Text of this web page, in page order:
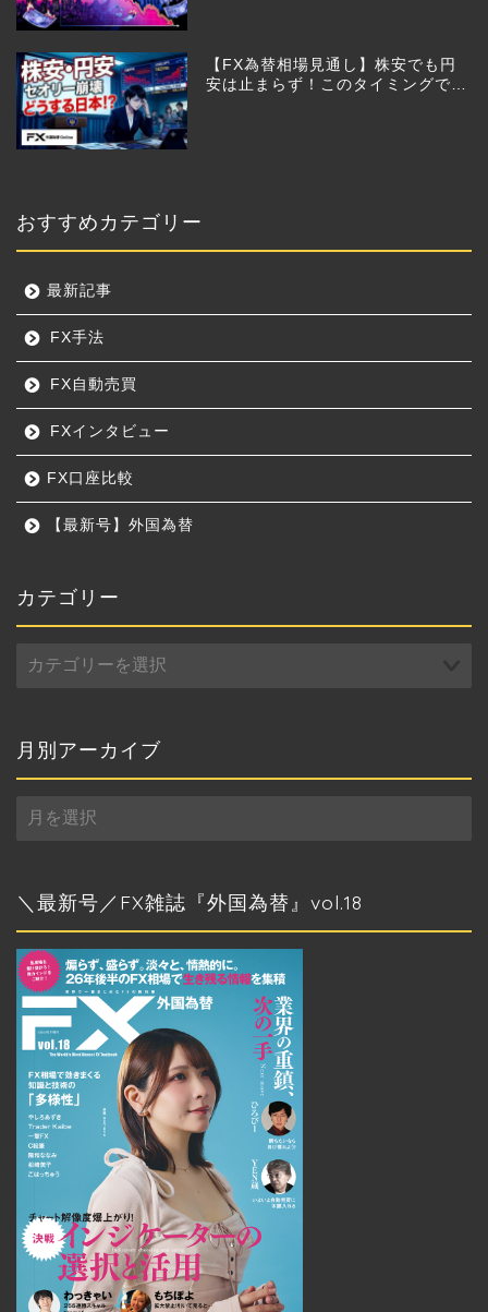
【FX為替相場見通し】株安でも円
安は止まらず！このタイミングでと
おすすめカテゴリー
最新記事
FX手法
FX自動売買
FXインタビュー
FX口座比較
【最新号】外国為替
カテゴリー
テ
ー
月別アーカイブ
別
カ
＼最新号／FX雑誌『外国為替』vol.18
トップページ
発売のお知らせ